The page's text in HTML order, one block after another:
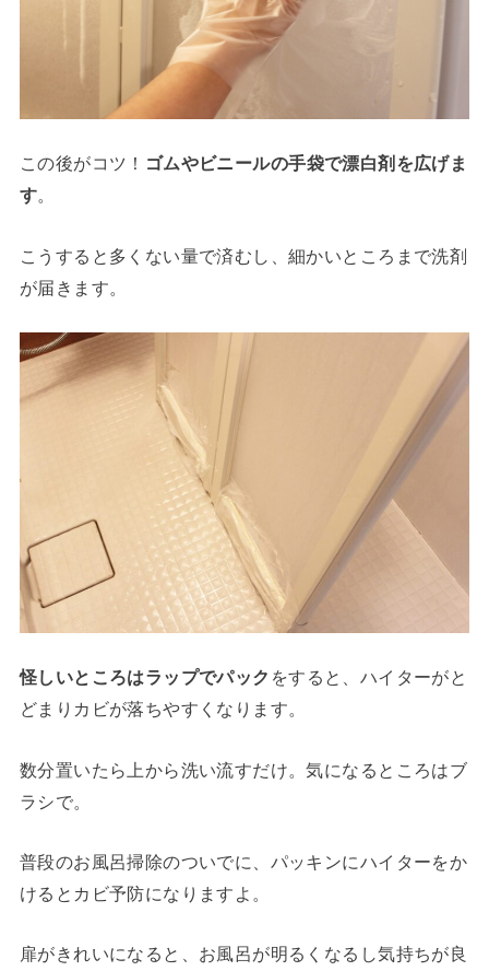
この後がコツ！ ゴムやビニールの手袋で漂白剤を広げま
す。
こうすると多くない量で済むし、細かいところまで洗剤
が届きます。
怪しいところはラップでパック をすると、ハイターがと
どまりカビが落ちやすくなります。
数分置いたら上から洗い流すだけ。気になるところはブ
ラシで。
普段のお風呂掃除のついでに、パッキンにハイターをか
けるとカビ予防になりますよ。
扉がきれいになると、お風呂が明るくなるし気持ちが良